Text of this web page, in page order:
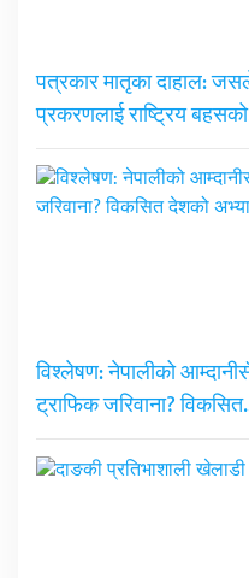
पत्रकार मातृका दाहाल:
प्रकरणलाई राष्ट्रिय
विश्लेषण: नेपालीको
ट्राफिक जरिवाना?